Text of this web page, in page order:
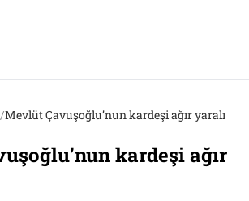
/Mevlüt Çavuşoğlu’nun kardeşi ağır yaralı
kardeşi ağır